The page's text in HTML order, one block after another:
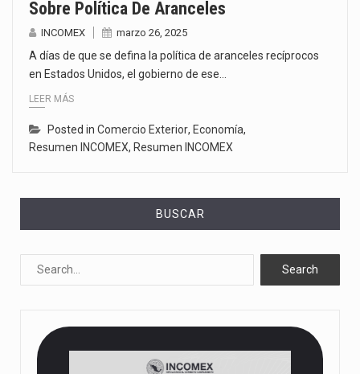
Sobre Política De Aranceles
INCOMEX marzo 26, 2025
A días de que se defina la política de aranceles recíprocos
en Estados Unidos, el gobierno de ese…
LEER MÁS
Posted in Comercio Exterior, Economía,
Resumen INCOMEX, Resumen INCOMEX
BUSCAR